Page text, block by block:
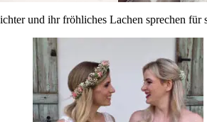
und ihr fröhliches Lachen sprechen für